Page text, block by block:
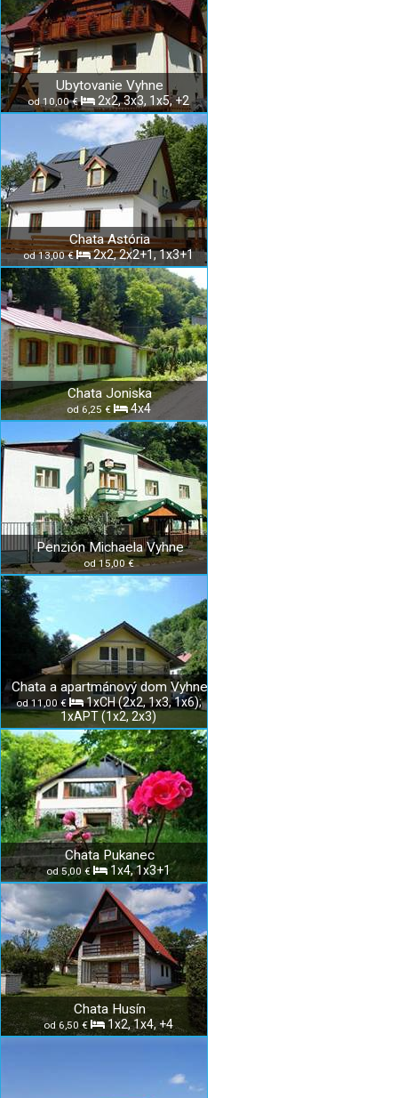
Ubytovanie Vyhne
od 10,00 € 2x2, 3x3, 1x5, +2
Chata Astória
od 13,00 € 2x2, 2x2+1, 1x3+1
Chata Joniska
od 6,25 € 4x4
Penzión Michaela Vyhne
od 15,00 €
Chata a apartmánový dom Vyhne
od 11,00 €
1xCH (2x2, 1x3, 1x6);
1xAPT (1x2, 2x3)
Chata Pukanec
od 5,00 € 1x4, 1x3+1
Chata Husín
od 6,50 € 1x2, 1x4, +4